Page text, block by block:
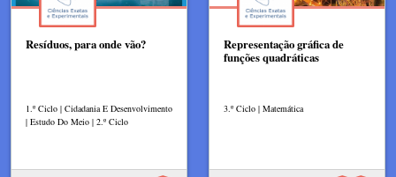
Resíduos, para onde vão?
1.º Ciclo | Cidadania E Desenvolvimento
| Estudo Do Meio | 2.º Ciclo
Representação gráfica de
funções quadráticas
3.º Ciclo | Matemática